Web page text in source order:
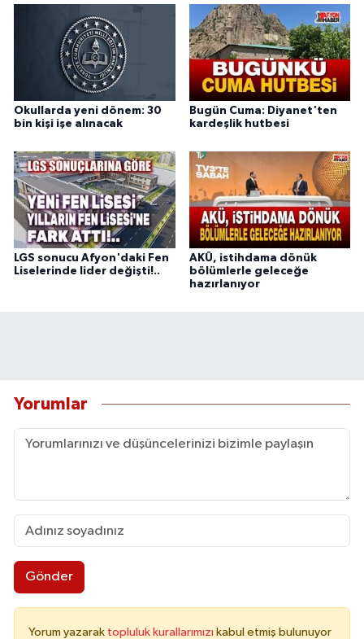
Okullarda yeni dönem: 30
bin kişi işe alınacak
Bugün Cuma: Diyanet'ten
kardeşlik hutbesi
LGS sonucu Afyon'daki Fen
Liselerinde lider değişti!..
AKÜ, istihdama dönük
bölümlerle geleceğe
hazırlanıyor
Yorumlar
Gönder
Yorum yazarak topluluk kurallarımızı kabul etmiş bulunuyor